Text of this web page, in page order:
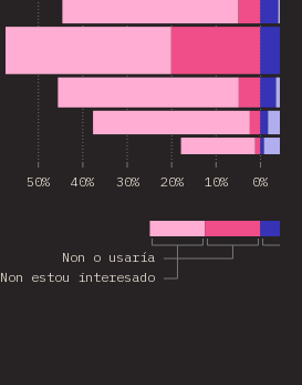
Non estou interesado
Non o usaría
50% 40% 30% 20% 10% 0%